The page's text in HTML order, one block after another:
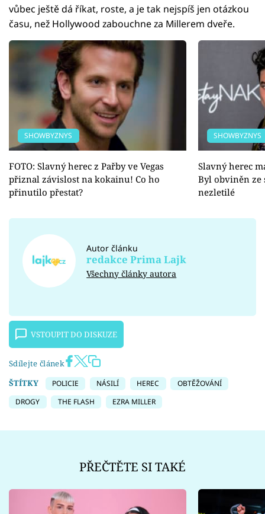
vůbec ještě dá říkat, roste, a je tak nejspíš jen otázkou
času, než Hollywood zabouchne za Millerem dveře.
SHOWBYZNYS
FOTO: Slavný herec z Pařby ve Vegas
přiznal závislost na kokainu! Co ho
přinutilo přestat?
SHOWBYZNYS
Slavný herec
Byl obviněn
nezletilé
Autor článku
redakce Prima Lajk
Všechny články autora
VSTOUPIT DO DISKUZE
Sdílejte článek
ŠTÍTKY
POLICIE NÁSILÍ HEREC
OBTĚŽOVÁNÍ
DROGY
THE FLASH EZRA MILLER
PŘEČTĚTE SI TAKÉ